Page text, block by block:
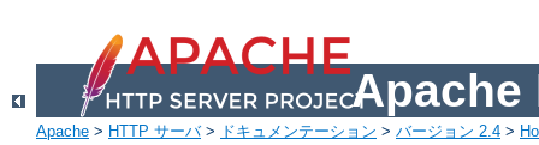
Apache
Apache > HTTP サーバ> ドキュメンテーション > バージョン 2.4 >